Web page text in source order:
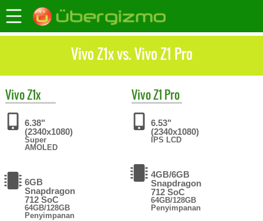
Vivo Z1x vs. Vivo Z1 Pro
VivoZ1x
6.38"
(2340x1080)
Super
AMOLED
6GB
Snapdragon
712 SoC
64GB/128GB
Penyimpanan
VivoZ1 Pro
6.53"
(2340x1080)
IPS LCD
4GB/6GB
Snapdragon
712 SoC
64GB/128GB
Penyimpanan